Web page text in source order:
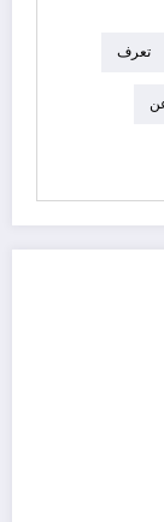
تعرف